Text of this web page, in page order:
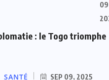
: le Togo triomphe
SANTÉ SEP 09, 2025